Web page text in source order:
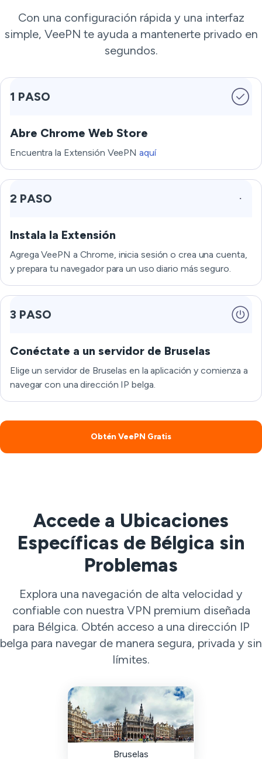
Con una configuración rápida y una interfaz
simple, VeePN te ayuda a mantenerte privado en
segundos.
1 PASO
Abre Chrome Web Store
Encuentra la Extensión VeePNaquí
2 PASO
Instala la Extensión
Agrega VeePN a Chrome, inicia sesión o crea una cuenta,
y prepara tu navegador para un uso diario más seguro.
3 PASO
Conéctate a un servidor de Bruselas
Elige un servidor de Bruselas en la aplicación y comienza a
navegar con una dirección IP belga.
Obtén VeePN Gratis
Accede a Ubicaciones
Específicas de Bélgica sin
Problemas
Explora una navegación de alta velocidad y
confiable con nuestra VPN premium diseñada
para Bélgica. Obtén acceso a una dirección IP
belga para navegar de manera segura, privada y sin
límites.
Bruselas